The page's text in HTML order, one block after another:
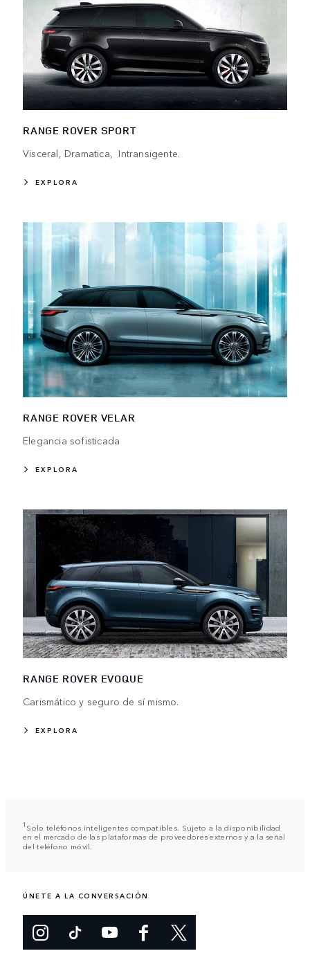
RANGE ROVER SPORT
Visceral, Dramatica, Intransigente.
EXPLORA
RANGE ROVER VELAR
Elegancia sofisticada
EXPLORA
RANGE ROVER EVOQUE
Carismático y seguro de sí mismo.
EXPLORA
1 Solo teléfonos inteligentes compatibles. Sujeto a la disponibilidad
en el mercado de las plataformas de proveedores externos y a la señal
del teléfono móvil.
ÚNETE A LA CONVERSACIÓN